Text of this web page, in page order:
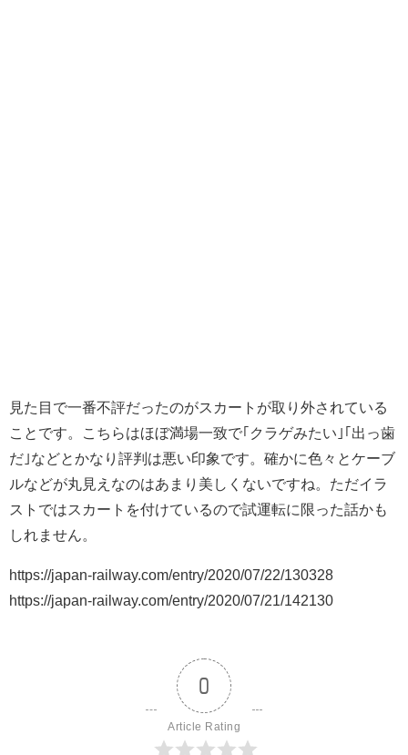
見た目で一番不評だったのがスカートが取り外されている
ことです。こちらはほぼ満場一致で｢クラゲみたい｣｢出っ歯
だ｣などとかなり評判は悪い印象です。確かに色々とケーブ
ルなどが丸見えなのはあまり美しくないですね。ただイラ
ストではスカートを付けているので試運転に限った話かも
しれません。
https://japan-railway.com/entry/2020/07/22/130328
https://japan-railway.com/entry/2020/07/21/142130
0
Article Rating